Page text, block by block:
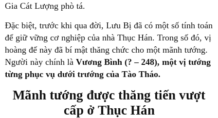
Gia Cát Lượng phò tá.
Đặc biệt, trước khi qua đời, Lưu Bị đã có một số tính toán
để giữ vững cơ nghiệp của nhà Thục Hán. Trong số đó, vị
hoàng đế này đã bí mật thăng chức cho một mãnh tướng.
Người này chính là Vương Bình (? – 248), một vị tướng
từng phục vụ dưới trướng của Tào Tháo.
Mãnh tướng được thăng tiến vượt
cấp ở Thục Hán